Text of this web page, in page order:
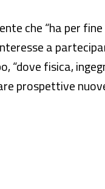
che “ha per
a
“dove fisica,
prospettive